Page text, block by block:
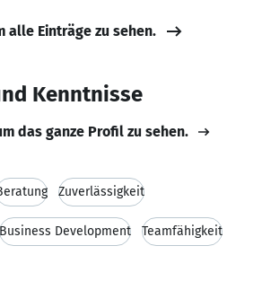
alle Einträge zu sehen.
Kenntnisse
das ganze Profil zu sehen.
Zuverlässigkeit
Business Development Teamfähigkeit